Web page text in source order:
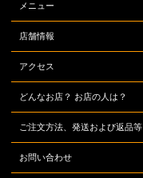
メニュー
店舗情報
アクセス
どんなお店？ お店の人は？
ご注文方法、発送および返品等
お問い合わせ